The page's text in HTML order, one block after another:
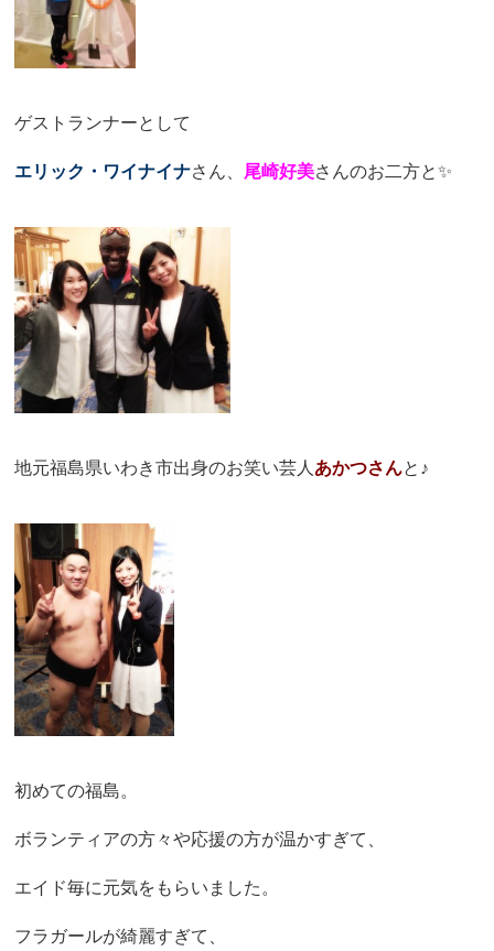
ゲストランナーとして
エリック・ワイナイナさん、 尾崎好美さんのお二方と✨
地元福島県いわき市出身のお笑い芸人 あかつさんと♪
初めての福島。
ボランティアの方々や応援の方が温かすぎて、
エイド毎に元気をもらいました。
フラガールが綺麗すぎて、